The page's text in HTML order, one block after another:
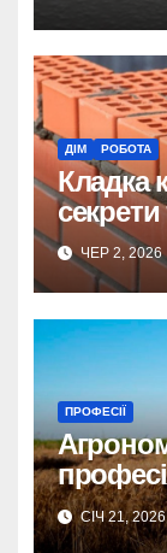
ДІМ РОБОТА
Кладка
ЧЕР 2, 2026
ПРОФЕСІЇ
СІЧ 21,